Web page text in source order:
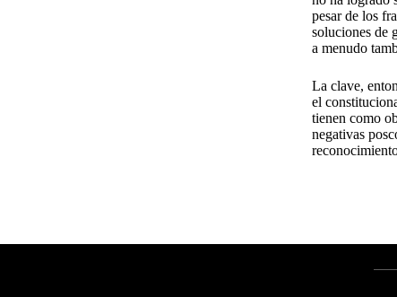
pesar de los
soluciones de
a menudo
La clave,
el
tienen como
negativas